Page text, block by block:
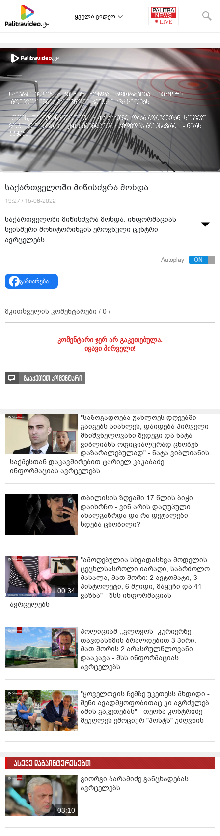
ყველა ვიდეო
საქართველოში მიწისძვრა მოხდა
19:27 / 15-08-2022
საქართველოში მიწისძვრა მოხდა. ინფორმაციას
სეისმური მონიტორინგის ეროვნული ცენტრი
ავრცელებს.
"დღეს, თბილისის დროით 18:47 საათზე, დაბა
მაგნიტუდის სიდიდის მიწისძვრა", - წერს უწყება.
Autoplay
გაზიარება
მკითხველის კომენტარები / 0 /
კომენტარი ჯერ არ გაკეთებულა.
იყავი პირველი!
გააკეთეთ კომენტარი
"საზოგადოება უახლოეს დღეებში
გაიგებს სიახლეს, დაიდება პირველი
მნიშვნელოვანი შედეგი და ნატა
ვიბლიანს ოფიციალურად ცნობენ
დაზარალებულად" - ნატა ვიბლიანის
საქმესთან დაკავშირებით ტარიელ კაკაბაძე
ინფორმაციას ავრცელებს
თბილისის ზღვაში 17 წლის ბიჭი
დაიხრჩო - ვინ არის დაღუპული
ახალგაზრდა და რა დეტალები
ხდება ცნობილი?
00:34
"ამოღებულია სხვადასხვა მოდელის
ცეცხლსასროლი იარაღი, საბრძოლო
მასალა, მათ შორი: 2 ავტომატი, 3
პისტოლეტი, 6 მჭიდი, მაყუჩი და 41
ვაზნა" - შსს ინფორმაციას
ავრცელებს
პოლიციამ ,,გლოვოს” კურიერზე
თავდასხმის ბრალდებით 3 პირი,
მათ შორის 2 არასრულწლოვანი
დააკავა - შსს ინფორმაციას
ავრცელებს
"ყოველთვის ჩემზე უკეთესს მხდიდი -
შენი ავადმყოფობითაც კი აგრძელებ
ამის გაკეთებას" - თეონა კონტრიძე
მეუღლეს ემოციურ "პოსტს" უძღვნის
ასევე დაგაინტერესებთ
03:10
გიორგი ბარამიძე განცხადებას
ავრცელებს